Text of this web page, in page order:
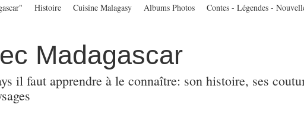
Madagascar
il faut apprendre à le connaître: son histoire, ses
Histoire Cuisine Malagasy Albums Photos Contes - Légendes -